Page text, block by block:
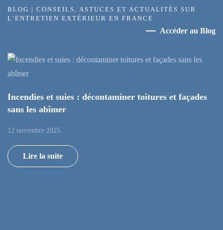
BLOG | CONSEILS, ASTUCES ET ACTUALITÉS SUR
L’ENTRETIEN EXTÉRIEUR EN FRANCE
Accéder au Blog
Incendies et suies : décontaminer toitures et façades
sans les abîmer
12 novembre 2025
Lire la suite